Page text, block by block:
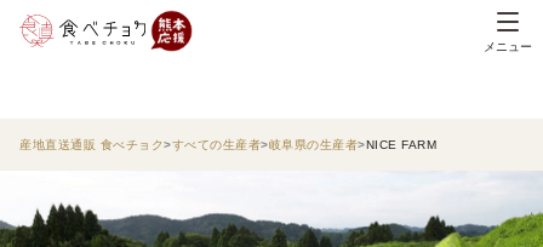
メニュー
産地直送通販 食べチョク すべての生産者 岐阜県の生産者 NICE FARM